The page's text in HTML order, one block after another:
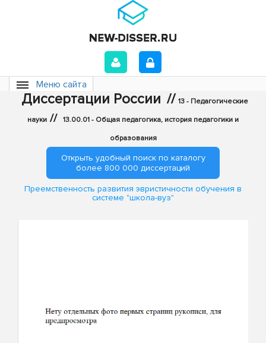
Меню сайта
Диссертации России // 13 - Педагогические
науки // 13.00.01 - Общая педагогика, история педагогики и
образования
Открыть удобный поиск по каталогу
более 800 000 диссертаций
Преемственность развития эвристичности обучения в
системе "школа-вуз"